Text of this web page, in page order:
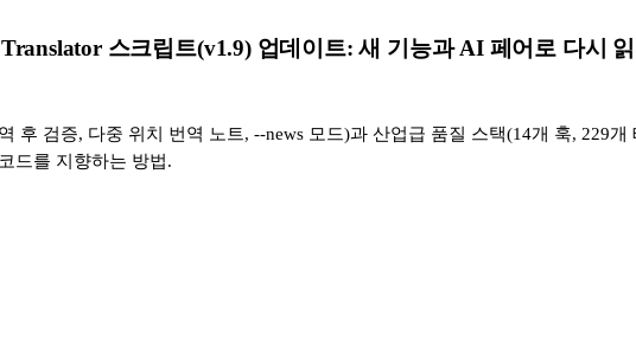
스크립트(v1.9) 업데이트: 새 기능과 AI 페어로 다시
후 검증, 다중 위치 번역 노트, --news 모드)과 산업급 품질 스택(14개 훅, 229
드를 지향하는 방법.